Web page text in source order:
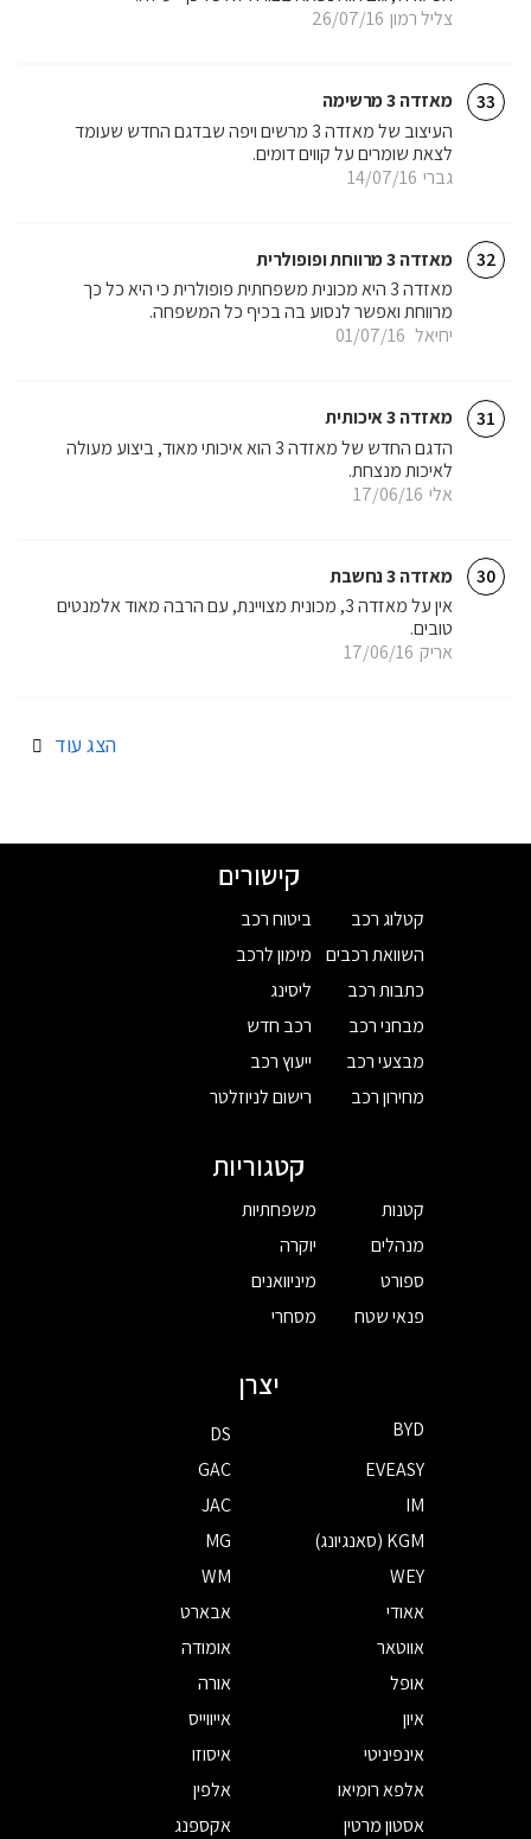
צליל רמון 26/07/16
33 מאזדה 3 מרשימה
גברי 14/07/16
העיצוב של מאזדה 3 מרשים ויפה שבדגם החדש שעומד
לצאת שומרים על קווים דומים.
32 מאזדה 3 מרווחת ופופולרית
יחיאל 01/07/16
מאזדה 3 היא מכונית משפחתית פופולרית כי היא כל כך
מרווחת ואפשר לנסוע בה בכיף כל המשפחה.
31 מאזדה 3 איכותית
אלי 17/06/16
הדגם החדש של מאזדה 3 הוא איכותי מאוד, ביצוע מעולה
לאיכות מנצחת.
30 מאזדה 3 נחשבת
אריק 17/06/16
אין על מאזדה 3, מכונית מצויינת, עם הרבה מאוד אלמנטים
טובים.
הצג עוד
קישורים
קטלוג רכב
השוואת רכבים
כתבות רכב
מבחני רכב
מבצעי רכב
מחירון רכב
ביטוח רכב
מימון לרכב
ליסינג
רכב חדש
ייעוץ רכב
רישום לניוזלטר
קטגוריות
קטנות
מנהלים
ספורט
פנאי שטח
משפחתיות
יוקרה
מיניוואנים
מסחרי
יצרן
BYD
DS
EVEASY
GAC
IM
JAC
KGM (סאנגיונג)
MG
WEY
WM
אאודי
אבארט
אווטאר
אומודה
אופל
אורה
איון
אייווייס
אינפיניטי
איסוזו
אלפא רומיאו
אלפין
אסטון מרטין
אקספנג